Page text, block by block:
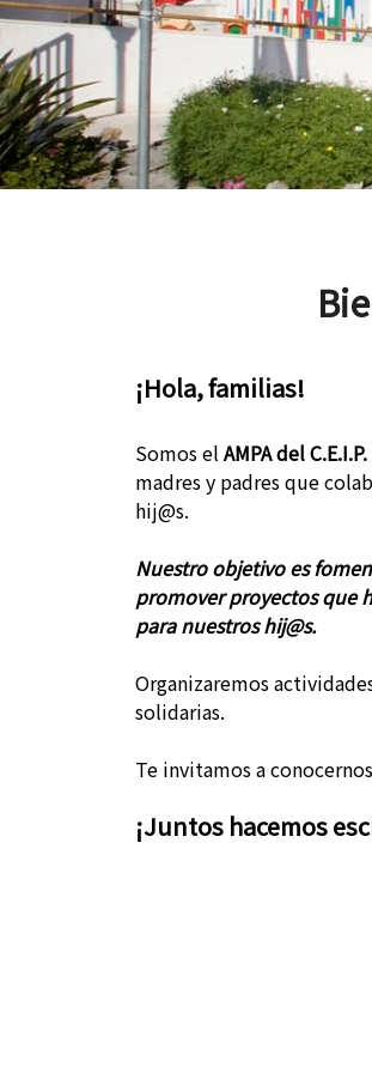
¡Hola, familias!
Somos elAMPA del
madres y padres que
hij@s.
Nuestro objetivo es
promover proyectos que
para nuestros hij@s.
Organizaremos
solidarias.
Te invitamos a
¡Juntos hacemos